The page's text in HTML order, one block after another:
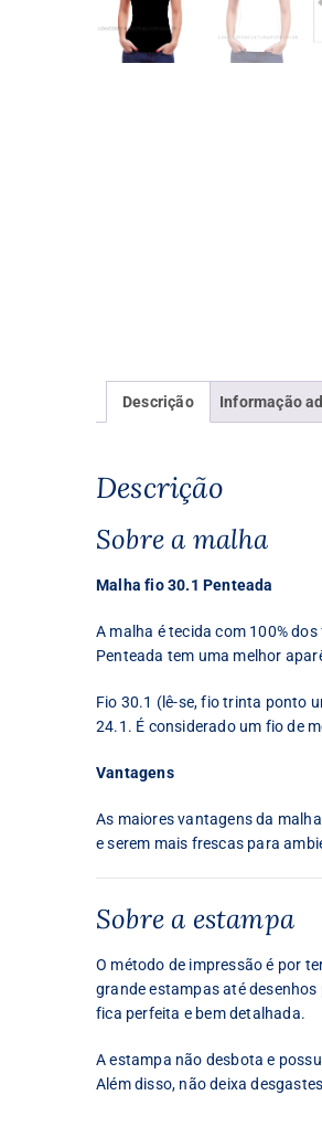
Descrição Informação
Descrição
Sobre a malha
Malha fio 30.1 Penteada
A malha é tecida com 100%
Penteada tem uma melhor
Fio 30.1 (lê-se, fio trinta ponto
24.1. É considerado um fio de
Vantagens
As maiores vantagens da
e serem mais frescas para
Sobre a estampa
O método de impressão é por
grande estampas até
fica perfeita e bem detalhada.
A estampa não desbota e
Além disso, não deixa